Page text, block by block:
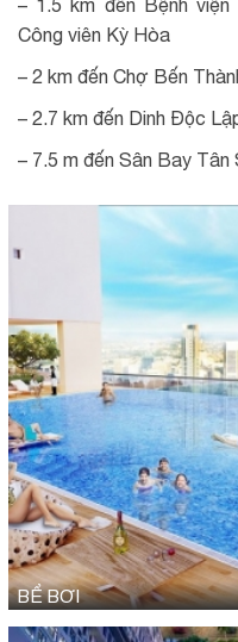
– 1.5 km đến Bệnh viện
Công viên Kỳ Hòa
– 2 km đến Chợ Bến
– 2.7 km đến Dinh Độc
– 7.5 m đến Sân Bay
BỂ BƠI